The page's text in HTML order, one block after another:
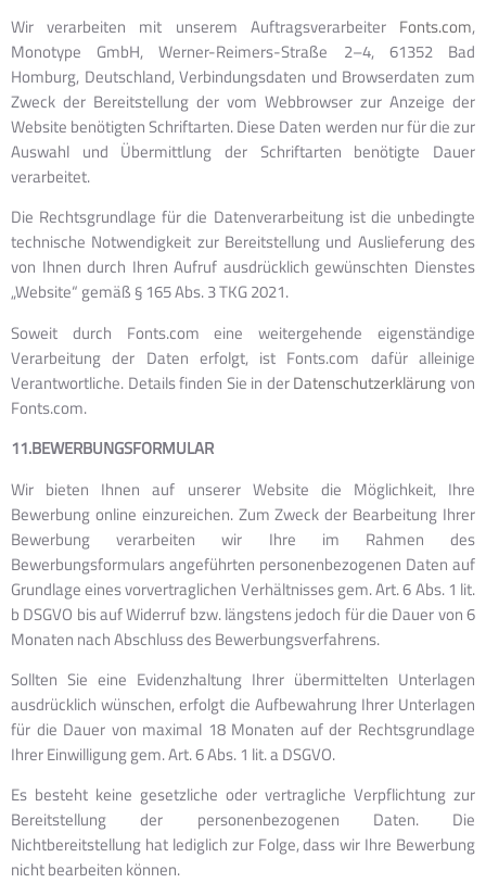
Wir verarbeiten mit unserem Auftragsverarbeiter Fonts.com,
Monotype GmbH, Werner-Reimers-Straße 2–4, 61352 Bad
Homburg, Deutschland, Verbindungsdaten und Browserdaten zum
Zweck der Bereitstellung der vom Webbrowser zur Anzeige der
Website benötigten Schriftarten. Diese Daten werden nur für die zur
Auswahl und Übermittlung der Schriftarten benötigte Dauer
verarbeitet.
Die Rechtsgrundlage für die Datenverarbeitung ist die unbedingte
technische Notwendigkeit zur Bereitstellung und Auslieferung des
von Ihnen durch Ihren Aufruf ausdrücklich gewünschten Dienstes
„Website“ gemäß § 165 Abs. 3 TKG 2021.
Soweit durch Fonts.com eine weitergehende eigenständige
Verarbeitung der Daten erfolgt, ist Fonts.com dafür alleinige
Verantwortliche. Details finden Sie in derDatenschutzerklärungvon
Fonts.com.
11.BEWERBUNGSFORMULAR
Wir bieten Ihnen auf unserer Website die Möglichkeit, Ihre
Bewerbung online einzureichen. Zum Zweck der Bearbeitung Ihrer
Bewerbung verarbeiten wir Ihre im Rahmen des
Bewerbungsformulars angeführten personenbezogenen Daten auf
Grundlage eines vorvertraglichen Verhältnisses gem. Art. 6 Abs. 1 lit.
b DSGVO bis auf Widerruf bzw. längstens jedoch für die Dauer von 6
Monaten nach Abschluss des Bewerbungsverfahrens.
Sollten Sie eine Evidenzhaltung Ihrer übermittelten Unterlagen
ausdrücklich wünschen, erfolgt die Aufbewahrung Ihrer Unterlagen
für die Dauer von maximal 18 Monaten auf der Rechtsgrundlage
Ihrer Einwilligung gem. Art. 6 Abs. 1 lit. a DSGVO.
Es besteht keine gesetzliche oder vertragliche Verpflichtung zur
Bereitstellung der personenbezogenen Daten. Die
Nichtbereitstellung hat lediglich zur Folge, dass wir Ihre Bewerbung
nicht bearbeiten können.